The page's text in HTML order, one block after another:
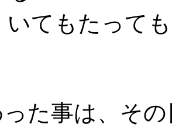
いてもたって
た事は、その